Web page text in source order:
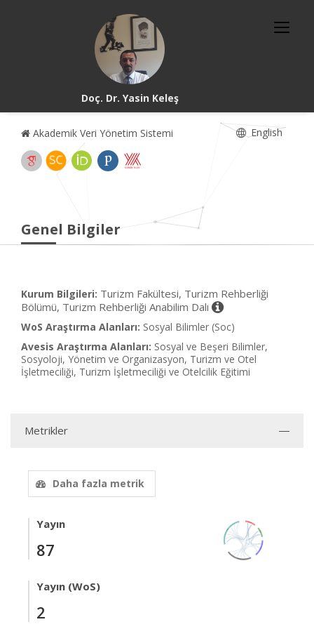
Doç. Dr. Yasin Keleş
Akademik Veri Yönetim Sistemi English
Genel Bilgiler
Kurum Bilgileri: Turizm Fakültesi, Turizm Rehberliği
Bölümü, Turizm Rehberliği Anabilim Dalı
WoS Araştırma Alanları: Sosyal Bilimler (Soc)
Avesis Araştırma Alanları: Sosyal ve Beşeri Bilimler,
Sosyoloji, Yönetim ve Organizasyon, Turizm ve Otel
İşletmeciliği, Turizm İşletmeciliği ve Otelcilik Eğitimi
Metrikler
Daha fazla metrik
Yayın
87
Yayın (WoS)
2